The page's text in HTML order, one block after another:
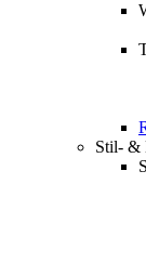
Stil- &